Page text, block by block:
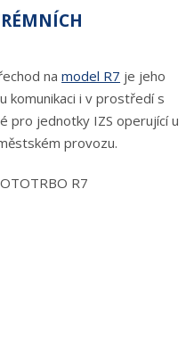
namodel R7 je jeho
komunikaci i v prostředí s
pro jednotky IZS operující u
provozu.